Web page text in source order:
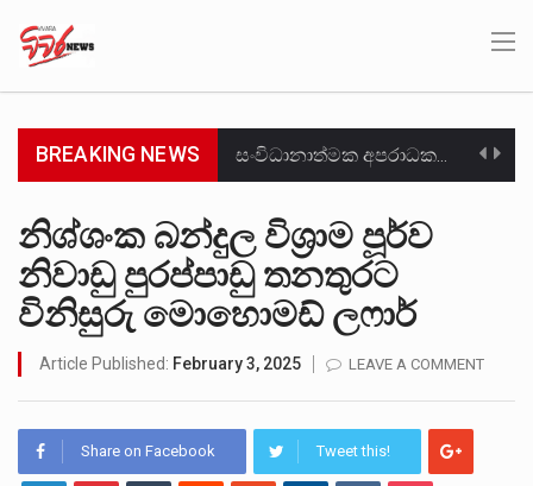
BREAKING NEWS සංවිධානාත්මක අපරාධකරුවකු වන ලොකු පැටිගේ ප්‍රධාන වෙඩික්කරු බවට සැක කරන ගිං ගඟේ ගිල්වා මරා දමා…
අගෝස්තු මස දෙවන ඉරිදා ලිට් රූම් සූම් සංවාදය පැවැත්වෙන්නේ "කතා කරන මහ වැව" නම් නකතාවක්…
ලාල් කාන්ත ඇමතිවරයා අධිකරණ විනිශ්චයකාරවරුන්ගේ විශ්‍රාම යෑමේ වයස සම්බන්ධයෙන් නිහඬව සිටින ලෙස තමාට දැනුම් දුන්…
නිශ්ශංක බන්දුල විශ්‍රාම පූර්ව
නිවාඩු පුරප්පාඩු තනතුරට
විනිසුරු මොහොමඩ් ලෆාර්
Article Published: February 3, 2025 LEAVE A COMMENT
Share on Facebook Tweet this!